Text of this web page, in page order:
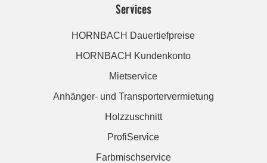
Services
HORNBACH Dauertiefpreise
HORNBACH Kundenkonto
Mietservice
Anhänger- und Transportervermietung
Holzzuschnitt
ProfiService
Farbmischservice